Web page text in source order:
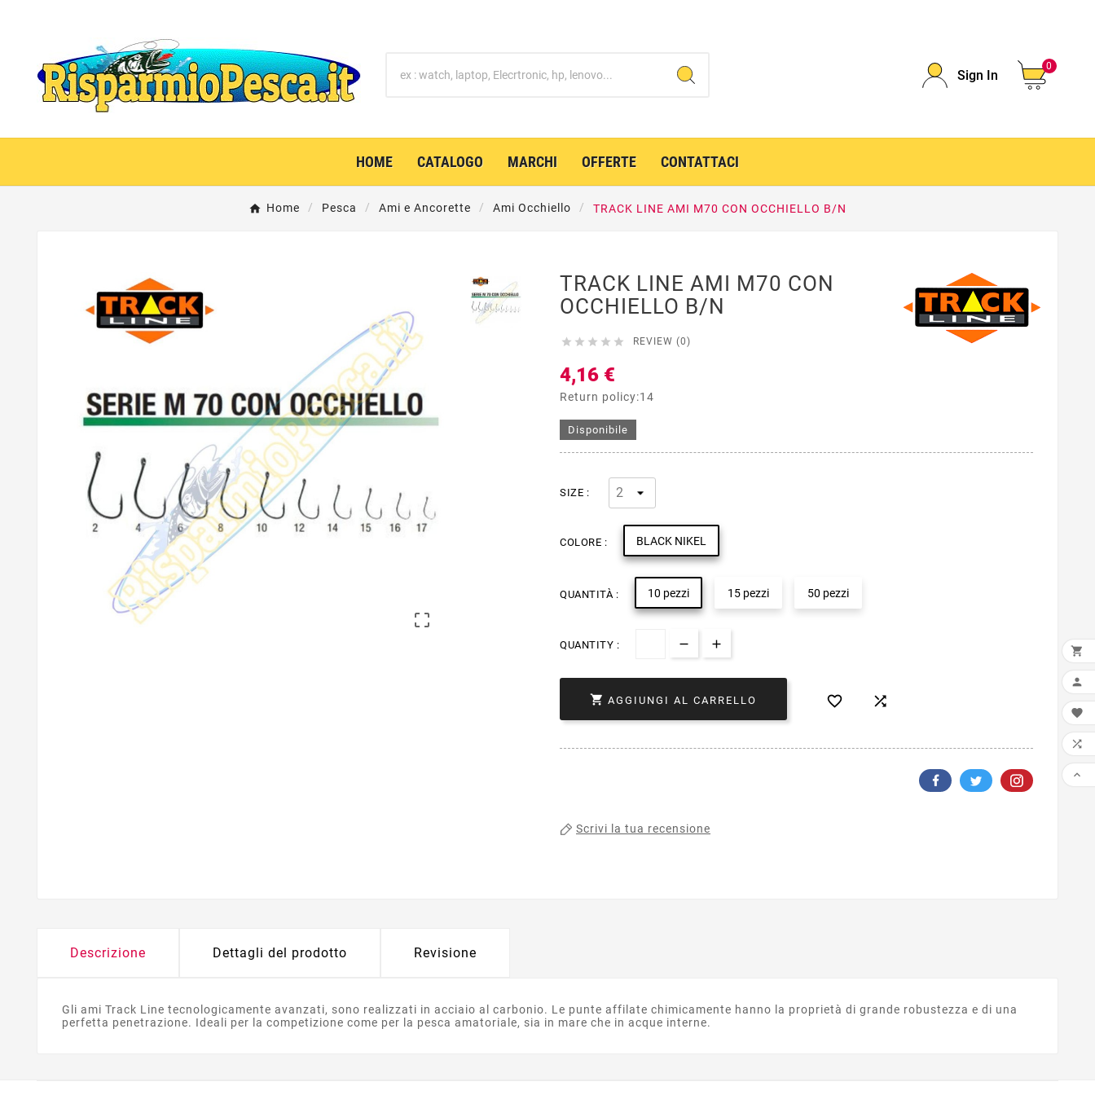
Sign In
0
HOME CATALOGO MARCHI OFFERTE CONTATTACI
Home Pesca Ami e Ancorette Ami Occhiello TRACK LINE AMI M70 CON OCCHIELLO B/N

TRACK LINE AMI M70 CON
OCCHIELLO B/N
     REVIEW (0)
4,16 €
Return policy:14
Disponibile
SIZE :
COLORE : BLACK NIKEL
QUANTITÀ : 10 pezzi 15 pezzi 50 pezzi
QUANTITY :
 AGGIUNGI AL CARRELLO  
Scrivi la tua recensione
Descrizione Dettagli del prodotto Revisione
Gli ami Track Line tecnologicamente avanzati, sono realizzati in acciaio al carbonio. Le punte affilate chimicamente hanno la proprietà di grande robustezza e di una
perfetta penetrazione. Ideali per la competizione come per la pesca amatoriale, sia in mare che in acque interne.




